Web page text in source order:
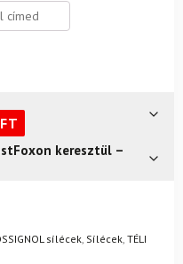
FT
keresztül –
gond – a terméket
belül, indoklás nélkül.
sílécek, Sílécek, TÉLI